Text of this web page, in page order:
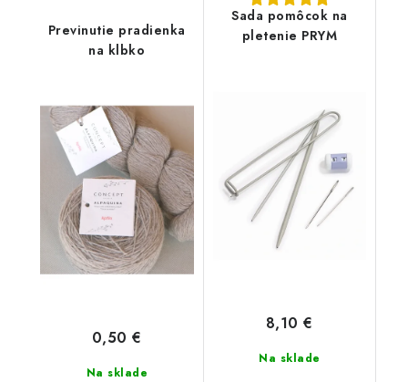
Previnutie pradienka
na klbko
Na sklade
0,50 €
Sada pomôcok na
pletenie PRYM
Na sklade
8,10 €